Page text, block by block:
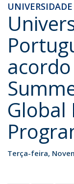
Global
Terça-feira,